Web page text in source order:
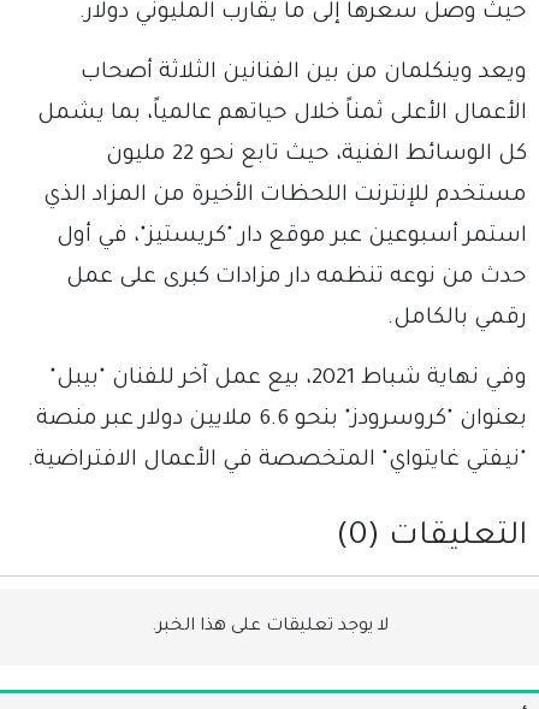
حيث وصل سعرها إلى ما يقارب المليوني دولار.
ويعد وينكلمان من بين الفنانين الثلاثة أصحاب
الأعمال الأعلى ثمناً خلال حياتهم عالمياً، بما يشمل
كل الوسائط الفنية، حيث تابع نحو 22 مليون
مستخدم للإنترنت اللحظات الأخيرة من المزاد الذي
استمر أسبوعين عبر موقع دار "كريستيز"، في أول
حدث من نوعه تنظمه دار مزادات كبرى على عمل
رقمي بالكامل.
وفي نهاية شباط 2021، بيع عمل آخر للفنان "بيبل"
بعنوان "كروسرودز" بنحو 6.6 ملايين دولار عبر منصة
"نيفتي غايتواي" المتخصصة في الأعمال الافتراضية.
التعليقات (0)
لا يوجد تعليقات على هذا الخبر.